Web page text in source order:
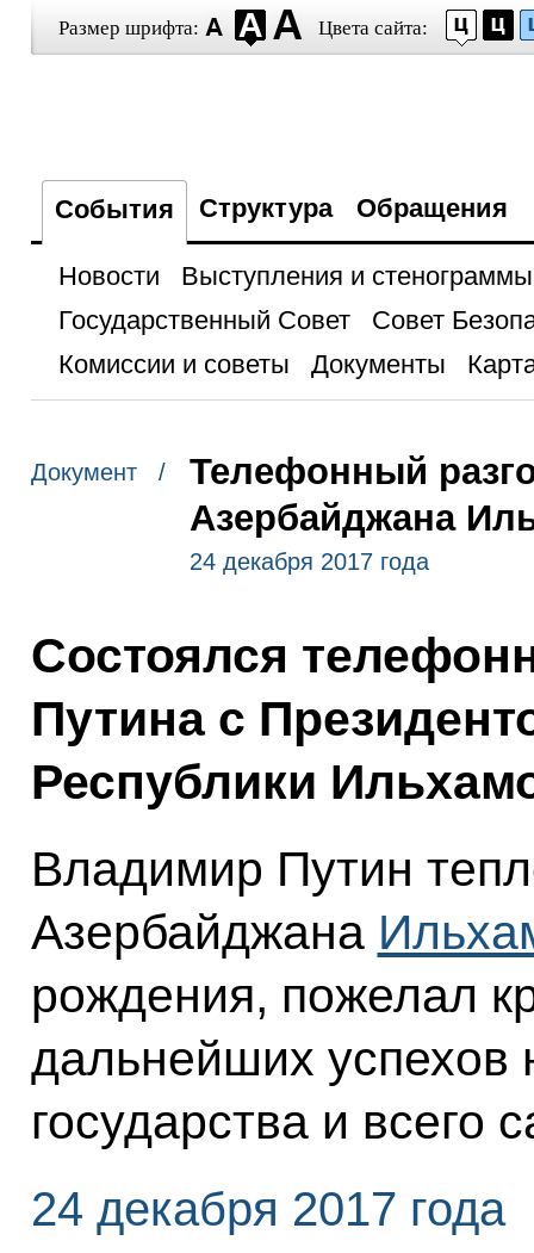
Размер шрифта: Цвета сайта:
События Структура Обращения
Новости
Выступления и стенограммы
Государственный Совет
Совет
Комиссии и советы
Документы
Документ /
Телефонный
Азербайджана
24 декабря 2017 года
Состоялся
Путина с
Республики
Владимир Путин
Азербайджана
рождения, пожелал
дальнейших успехов
государства и всего
24 декабря 2017 года